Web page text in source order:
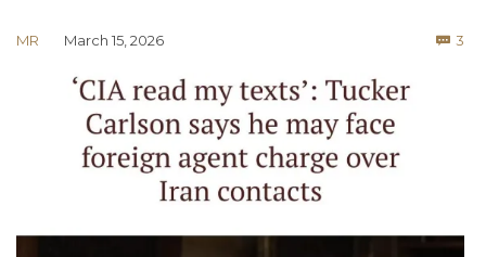
MR March 15, 2026  3